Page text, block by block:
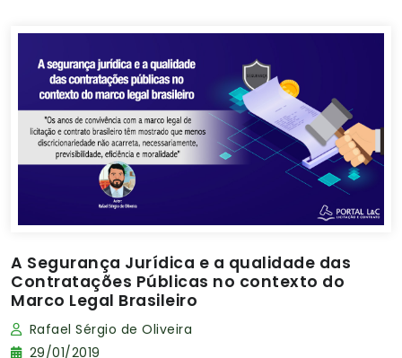
A Segurança Jurídica e a qualidade das
Contratações Públicas no contexto do
Marco Legal Brasileiro
Rafael Sérgio de Oliveira
29/01/2019